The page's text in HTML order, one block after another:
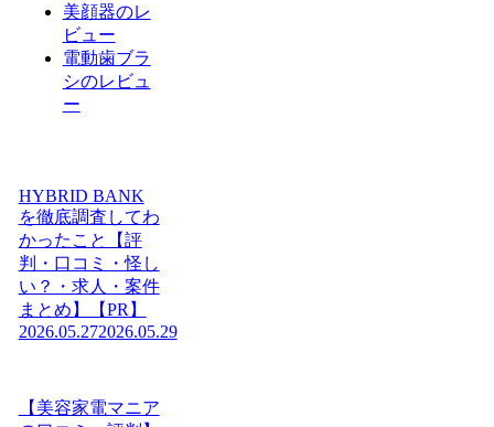
美顔器のレ
ビュー
電動歯ブラ
シのレビュ
ー
HYBRID BANK
を徹底調査してわ
かったこと【評
判・口コミ・怪し
い？・求人・案件
まとめ】【PR】
2026.05.272026.05.29
【美容家電マニア